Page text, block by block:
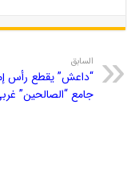
السابق
“داعش” یقطع رأس
جامع “الصالحین”